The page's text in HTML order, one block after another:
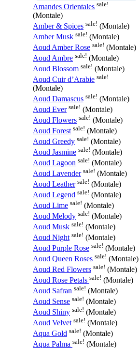
Amandes Orientales sale!
(Montale)
Amber & Spices sale! (Montale)
Amber Musk sale! (Montale)
Aoud Amber Rose sale! (Montale)
Aoud Ambre sale! (Montale)
Aoud Blossom sale! (Montale)
Aoud Cuir d’Arabie sale!
(Montale)
Aoud Damascus sale! (Montale)
Aoud Ever sale! (Montale)
Aoud Flowers sale! (Montale)
Aoud Forest sale! (Montale)
Aoud Greedy sale! (Montale)
Aoud Jasmine sale! (Montale)
Aoud Lagoon sale! (Montale)
Aoud Lavender sale! (Montale)
Aoud Leather sale! (Montale)
Aoud Legend sale! (Montale)
Aoud Lime sale! (Montale)
Aoud Melody sale! (Montale)
Aoud Musk sale! (Montale)
Aoud Night sale! (Montale)
Aoud Purple Rose sale! (Montale)
Aoud Queen Roses sale! (Montale)
Aoud Red Flowers sale! (Montale)
Aoud Rose Petals sale! (Montale)
Aoud Safran sale! (Montale)
Aoud Sense sale! (Montale)
Aoud Shiny sale! (Montale)
Aoud Velvet sale! (Montale)
Aqua Gold sale! (Montale)
Aqua Palma sale! (Montale)